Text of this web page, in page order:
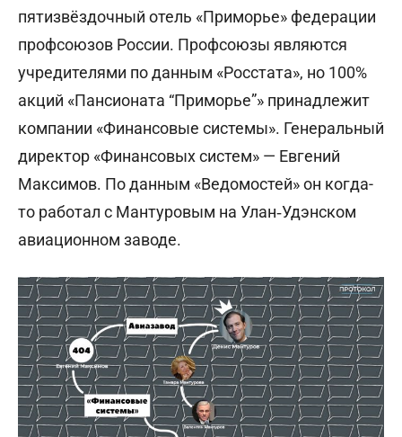
пятизвёздочный отель «Приморье» федерации
профсоюзов России. Профсоюзы являются
учредителями по данным «Росстата», но 100%
акций «Пансионата “Приморье”» принадлежит
компании «Финансовые системы». Генеральный
директор «Финансовых систем» — Евгений
Максимов. По данным «Ведомостей» он когда-
то работал с Мантуровым на Улан‑Удэнском
авиационном заводе.